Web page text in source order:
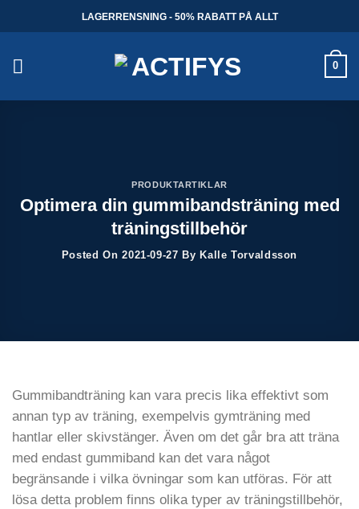
to
LAGERRENSNING - 50% RABATT PÅ ALLT
0
PRODUKTARTIKLAR
Optimera din gummibandsträning med
träningstillbehör
Posted On2021-09-27 By Kalle Torvaldsson
Gummibandträning kan vara precis lika effektivt som
annan typ av träning, exempelvis gymträning med
hantlar eller skivstänger. Även om det går bra att träna
med endast gummiband kan det vara något
begränsande i vilka övningar som kan utföras. För att
lösa detta problem finns olika typer av träningstillbehör,